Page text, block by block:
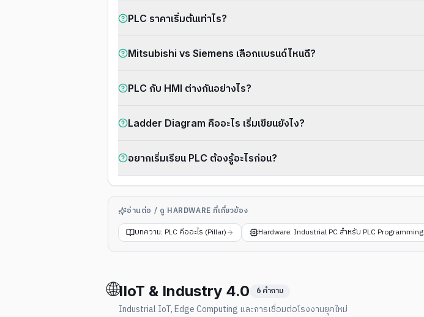
PLC ราคาเริ่มต้นเท่าไร?
Mitsubishi vs Siemens เลือกแบรนด์ไหนดี?
PLC กับ HMI ต่างกันอย่างไร?
Ladder Diagram คืออะไร เริ่มเขียนยังไง?
อยากเริ่มเรียน PLC ต้องรู้อะไรก่อน?
อ่านต่อ / ดู HARDWARE ที่เกี่ยวข้อง
บทความ: PLC คืออะไร (Pillar)
Hardware: Industrial PC สำหรับ PLC Programming
🌐IIoT & Industry 4.0 6 คำถาม
Industrial IoT, Edge Computing และการเชื่อมต่อโรงงานยุคใหม่